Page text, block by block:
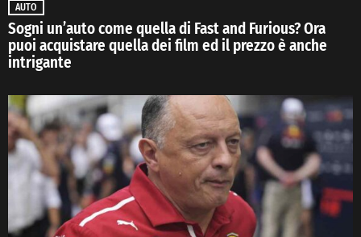
AUTO
Sogni un’auto come quella di Fast and Furious? Ora
puoi acquistare quella dei film ed il prezzo è anche
intrigante